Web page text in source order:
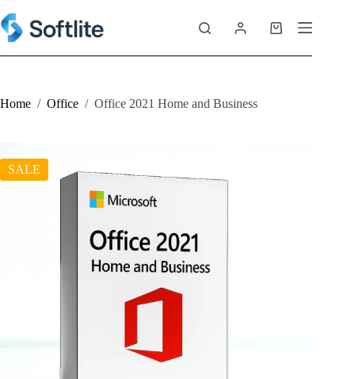
to
content
Shopping
Home / Office / Office 2021 Home and Business
SALE